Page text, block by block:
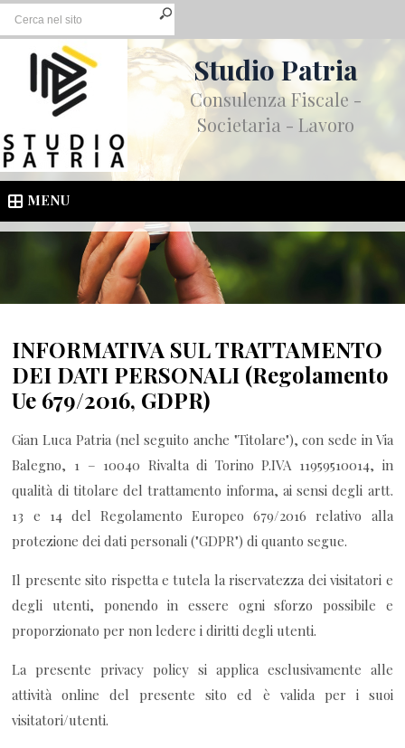
Studio Patria
Consulenza Fiscale -
Societaria - Lavoro
MENU
INFORMATIVA SUL TRATTAMENTO
DEI DATI PERSONALI (Regolamento
Ue 679/2016, GDPR)
Gian Luca Patria (nel seguito anche "Titolare"), con sede in Via
Balegno, 1 – 10040 Rivalta di Torino P.IVA 11959510014, in
qualità di titolare del trattamento informa, ai sensi degli artt.
13 e 14 del Regolamento Europeo 679/2016 relativo alla
protezione dei dati personali ("GDPR") di quanto segue.
Il presente sito rispetta e tutela la riservatezza dei visitatori e
degli utenti, ponendo in essere ogni sforzo possibile e
proporzionato per non ledere i diritti degli utenti.
La presente privacy policy si applica esclusivamente alle
attività online del presente sito ed è valida per i suoi
visitatori/utenti.